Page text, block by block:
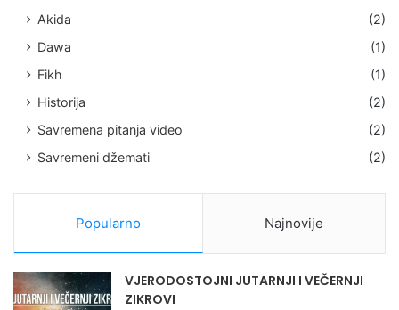
Akida
(2)
Dawa
(1)
Fikh
(1)
Historija
(2)
Savremena pitanja video
(2)
Savremeni džemati
(2)
Popularno Najnovije
VJERODOSTOJNI JUTARNJI I VEČERNJI
ZIKROVI